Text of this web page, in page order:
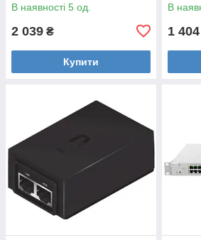
В наявності 5 од.
2 039 ₴
Купити
В
1 404